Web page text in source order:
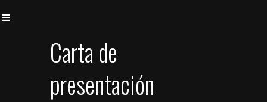
Carta de
presentación